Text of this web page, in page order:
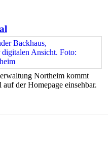
Northeim kommt
der Homepage einsehbar.